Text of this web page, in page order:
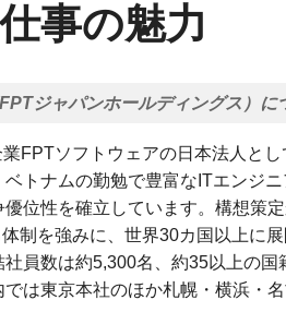
事の魅力
ジャパンホールディングス）に
FPTソフトウェアの日本法人と
トナムの勤勉で豊富なITエンジ
優位性を確立しています。構想策
制を強みに、世界30カ国以上に
社員数は約5,300名、約35以上の
では東京本社のほか札幌・横浜・